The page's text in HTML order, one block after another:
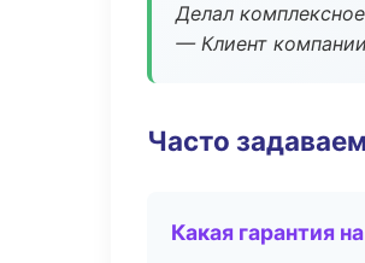
Делал
— Клиент компании
Часто
Какая гарантия